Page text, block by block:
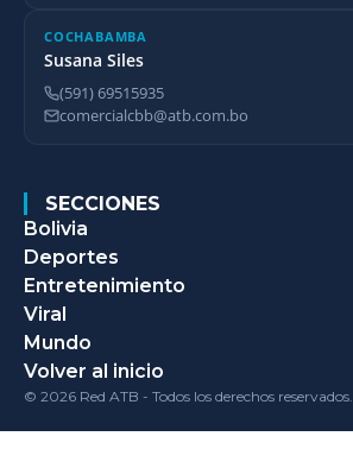
COCHABAMBA
Susana Siles
(591) 69515935
comercialcbb@atb.com.bo
SECCIONES
Bolivia
Deportes
Entretenimiento
Viral
Mundo
Volver al inicio
© 2026 Red ATB - Todos los derechos reservados.